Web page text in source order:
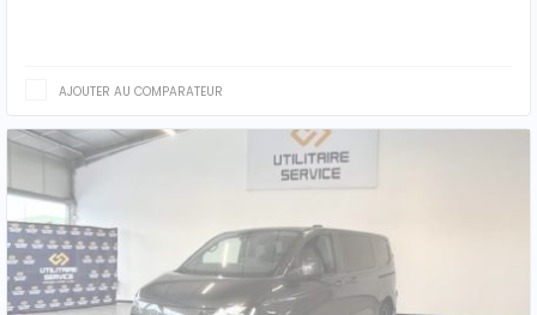
AJOUTER AU COMPARATEUR